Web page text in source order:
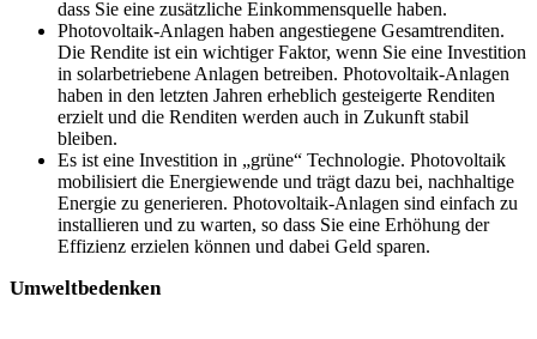
dass Sie eine zusätzliche Einkommensquelle haben.
Photovoltaik-Anlagen haben angestiegene Gesamtrenditen.
Die Rendite ist ein wichtiger Faktor, wenn Sie eine Investition
in solarbetriebene Anlagen betreiben. Photovoltaik-Anlagen
haben in den letzten Jahren erheblich gesteigerte Renditen
erzielt und die Renditen werden auch in Zukunft stabil
bleiben.
Es ist eine Investition in „grüne“ Technologie. Photovoltaik
mobilisiert die Energiewende und trägt dazu bei, nachhaltige
Energie zu generieren. Photovoltaik-Anlagen sind einfach zu
installieren und zu warten, so dass Sie eine Erhöhung der
Effizienz erzielen können und dabei Geld sparen.
Umweltbedenken